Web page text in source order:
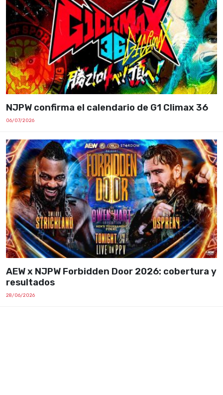
NJPW confirma el calendario de G1 Climax 36
06/07/2026
AEW x NJPW Forbidden Door 2026: cobertura y
resultados
28/06/2026